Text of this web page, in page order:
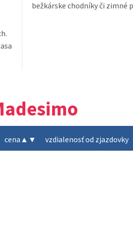
bežkárske chodníky či zimné
cena ▲ ▼ vzdialenosť od zjazdovky